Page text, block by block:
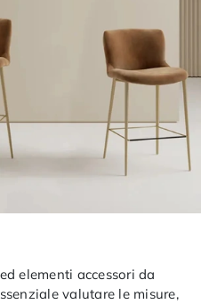
elementi accessori da
valutare le misure,